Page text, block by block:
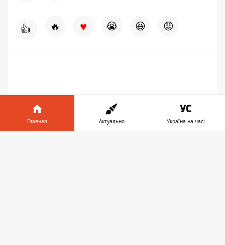
👍 🔥 ♥ 😭 😆 😡
Главная Актуально Україна на часі